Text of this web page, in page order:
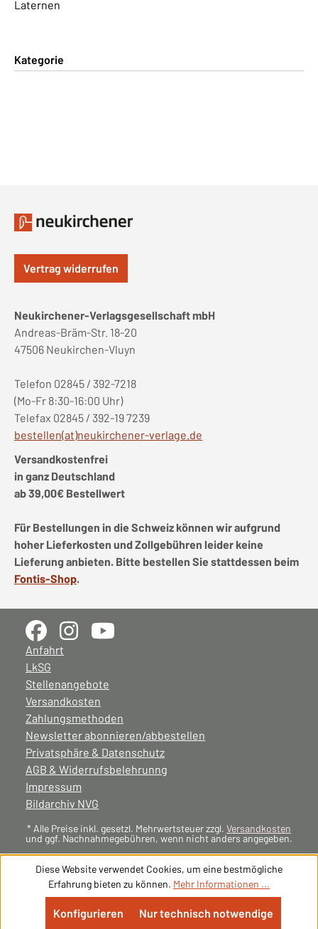
Laternen
Kategorie
Vertrag widerrufen
Neukirchener-Verlagsgesellschaft mbH
Andreas-Bräm-Str. 18-20
47506 Neukirchen-Vluyn
Telefon 02845 / 392-7218
(Mo-Fr 8:30-16:00 Uhr)
Telefax 02845 / 392-19 7239
bestellen(at)neukirchener-verlage.de
Versandkostenfrei
in ganz Deutschland
ab 39,00€ Bestellwert
Für Bestellungen in die Schweiz können wir aufgrund
hoher Lieferkosten und Zollgebühren leider keine
Lieferung anbieten. Bitte bestellen Sie stattdessen beim
Fontis-Shop.
Anfahrt
LkSG
Stellenangebote
Versandkosten
Zahlungsmethoden
Newsletter abonnieren/abbestellen
Privatsphäre & Datenschutz
AGB & Widerrufsbelehrunng
Impressum
Bildarchiv NVG
* Alle Preise inkl. gesetzl. Mehrwertsteuer zzgl. Versandkosten
und ggf. Nachnahmegebühren, wenn nicht anders angegeben.
Diese Website verwendet Cookies, um eine bestmögliche
Erfahrung bieten zu können. Mehr Informationen ...
Nur technisch notwendige
Konfigurieren